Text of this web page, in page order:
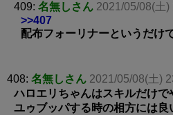
409: 名無しさん 2021/05/08(土)
>>407
配布フォーリナーというだけ
408: 名無しさん 2021/05/08(土)
ハロエリちゃんはスキルだけ
ユゥブッパする時の相方には良